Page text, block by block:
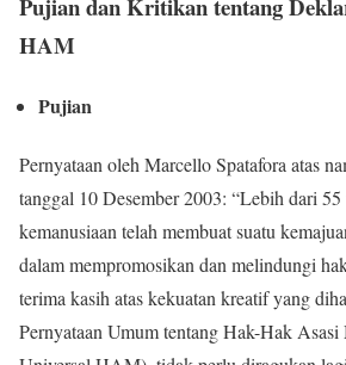
HAM
Pujian
Pernyataan oleh Marcello Spatafora atas
tanggal 10 Desember 2003: “Lebih dari
kemanusiaan telah membuat suatu
dalam mempromosikan dan melindungi
terima kasih atas kekuatan kreatif yang
Pernyataan Umum tentang Hak-Hak